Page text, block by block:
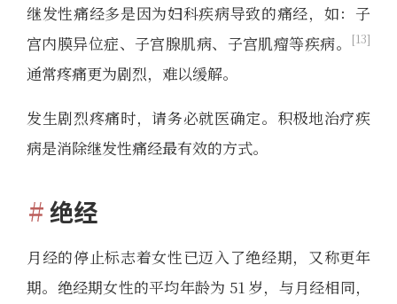
继发性痛经多是因为妇科疾病导致的痛经，如：子
宫内膜异位症、子宫腺肌病、子宫肌瘤等疾病。
13
通常疼痛更为剧烈，难以缓解。
发生剧烈疼痛时，请务必就医确定。积极地治疗疾
病是消除继发性痛经最有效的方式。
绝经
月经的停止标志着女性已迈入了绝经期，又称更年
期。绝经期女性的平均年龄为 51 岁，与月经相同，